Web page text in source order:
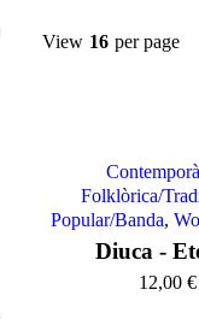
View 16 per page
Folklòrica/
Popular/Banda,
Diuca -
12,00 €